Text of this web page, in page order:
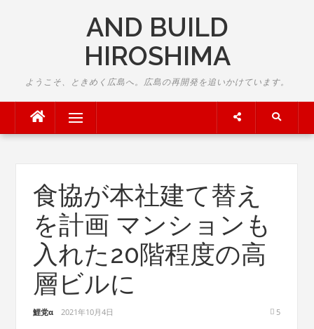
AND BUILD
HIROSHIMA
ようこそ、ときめく広島へ。広島の再開発を追いかけています。
Menu
食協が本社建て替え
を計画 マンションも
入れた20階程度の高
層ビルに
鯉党α 2021年10月4日 5